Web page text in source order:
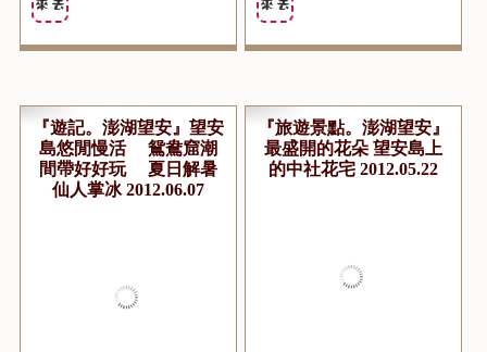
『遊記。澎湖望安』望安
島悠閒慢活 鴛鴦窟潮
間帶好好玩 夏日解暑
仙人掌冰 2012.06.07
『旅遊景點。澎湖望安』
最盛開的花朵 望安島上
的中社花宅 2012.05.22